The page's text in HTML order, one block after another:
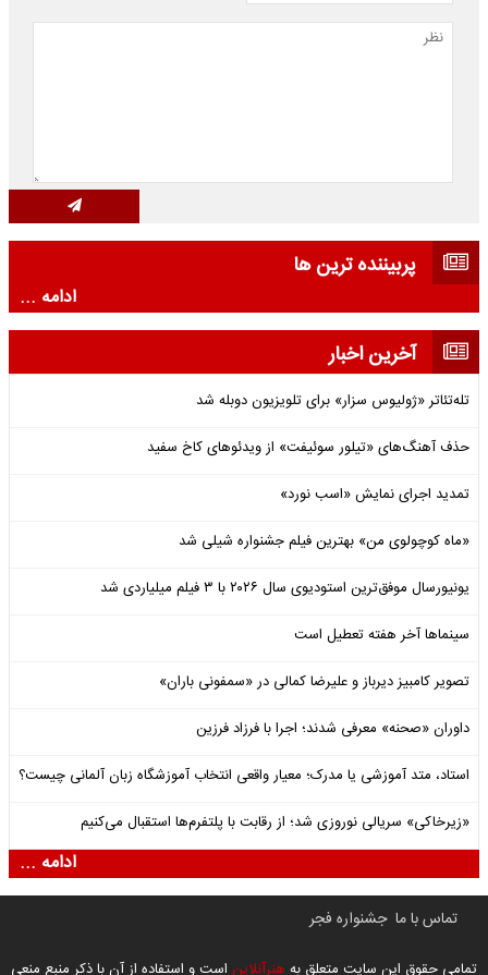
پربیننده ترین ها
ادامه ...
آخرین اخبار
تله‌تئاتر «ژولیوس سزار» برای تلویزیون دوبله شد
حذف آهنگ‌های «تیلور سوئیفت» از ویدئوهای کاخ سفید
تمدید اجرای نمایش «اسب نورد»
«ماه کوچولوی من» بهترین فیلم جشنواره شیلی شد
یونیورسال موفق‌ترین استودیوی سال ۲۰۲۶ با ۳ فیلم میلیاردی شد
سینماها آخر هفته تعطیل است
تصویر کامبیز دیرباز و علیرضا کمالی در «سمفونی باران»
داوران «صحنه» معرفی شدند؛ اجرا با فرزاد فرزین
استاد، متد آموزشی یا مدرک؛ معیار واقعی انتخاب آموزشگاه زبان آلمانی چیست؟
«زیرخاکی» سریالی نوروزی شد؛ از رقابت با پلتفرم‌ها استقبال می‌کنیم
ادامه ...
تماس با ما جشنواره فجر
تمامی حقوق این سایت متعلق به هنرآنلاین است و استفاده از آن با ذکر منبع منعی